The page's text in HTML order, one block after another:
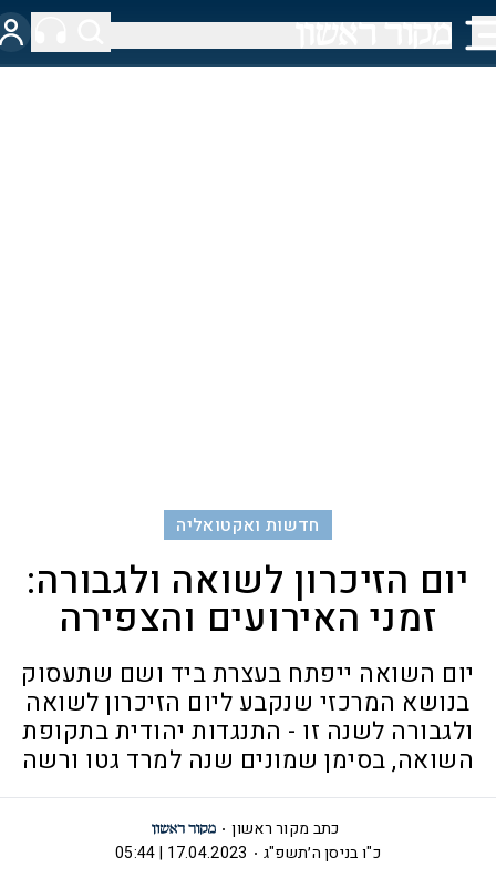
חדשות ואקטואליה
יום הזיכרון לשואה ולגבורה:
זמני האירועים והצפירה
יום השואה ייפתח בעצרת ביד ושם שתעסוק
בנושא המרכזי שנקבע ליום הזיכרון לשואה
ולגבורה לשנה זו - התנגדות יהודית בתקופת
השואה, בסימן שמונים שנה למרד גטו ורשה
כתב מקור ראשון
כ"ו בניסן ה׳תשפ"ג
17.04.2023 | 05:44